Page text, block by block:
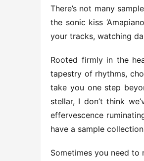
There’s not many
the sonic kiss
your tracks, watching
Rooted firmly in the
tapestry of rhythms,
take you one step
stellar, I don’t think
effervescence
have a sample
Sometimes you need to